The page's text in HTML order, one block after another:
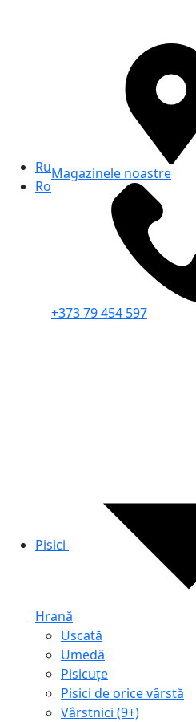
Ru
Ro
Magazinele noastre
+373 79 454 597
Pisici
Hrană
Uscată
Umedă
Pisicuțe
Pisici de orice vârstă
Vârstnici (9+)